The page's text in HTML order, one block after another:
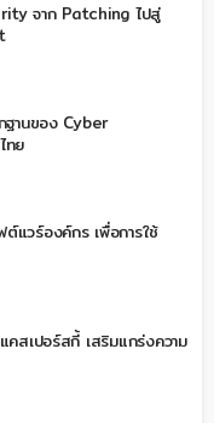
จาก Patching ไปสู่
ฐานของ Cyber
ทย
แวร์องค์กร เพื่อการใช้
สเปอร์สกี้ เสริมแกร่งความ